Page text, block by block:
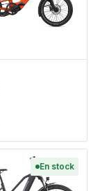
En stock